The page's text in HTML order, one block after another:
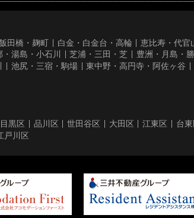
田橋・麹町 白金・白金台・高輪 恵比寿・代官
・湯島・小石川 芝浦・三田・芝 豊洲・月島・
池尻・三宿・駒場 東中野・高円寺・阿佐ヶ谷
目黒区 品川区 世田谷区 大田区 江東区 台東
戸川区